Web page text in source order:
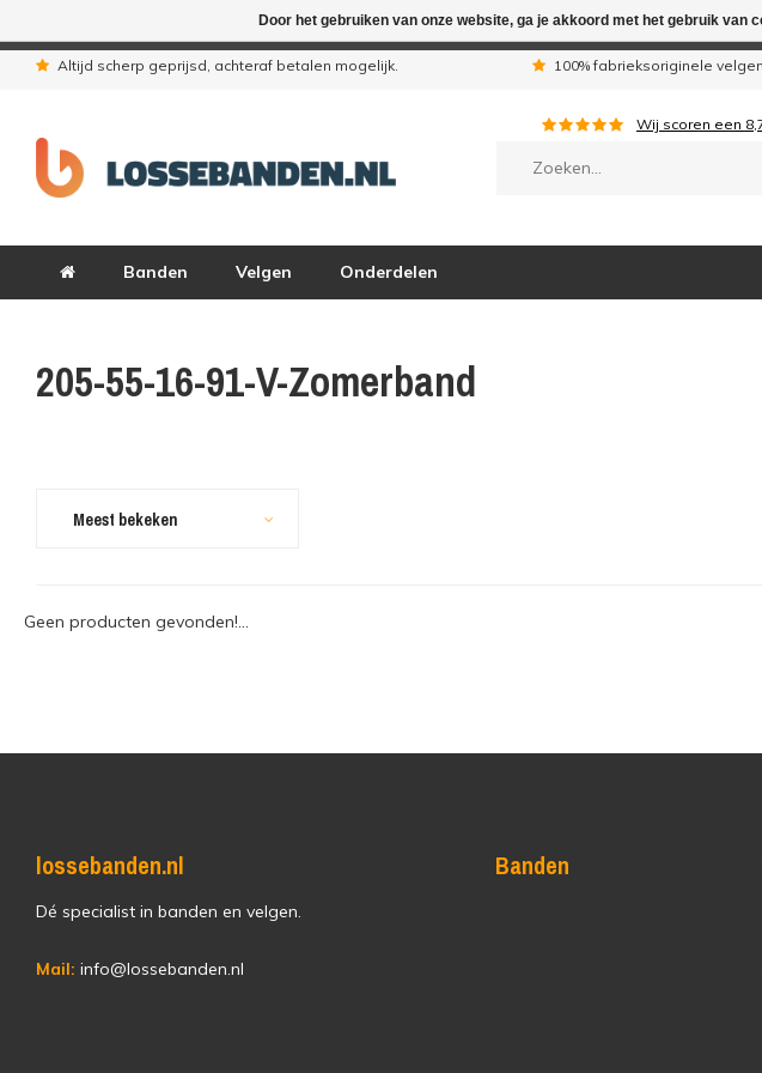
Altijd scherp geprijsd, achteraf betalen mogelijk. 100% fabrieksoriginele velgen
Wij scoren een
Banden Velgen Onderdelen
205-55-16-91-V-Zomerband
Meest bekeken
Geen producten gevonden!...
lossebanden.nl
Dé specialist in banden en velgen.
Mail: info@lossebanden.nl
Banden
Door het gebruiken van onze website, ga je akkoord met het gebruik van
In verband met de zomervakantie zijn wij telefonisch niet